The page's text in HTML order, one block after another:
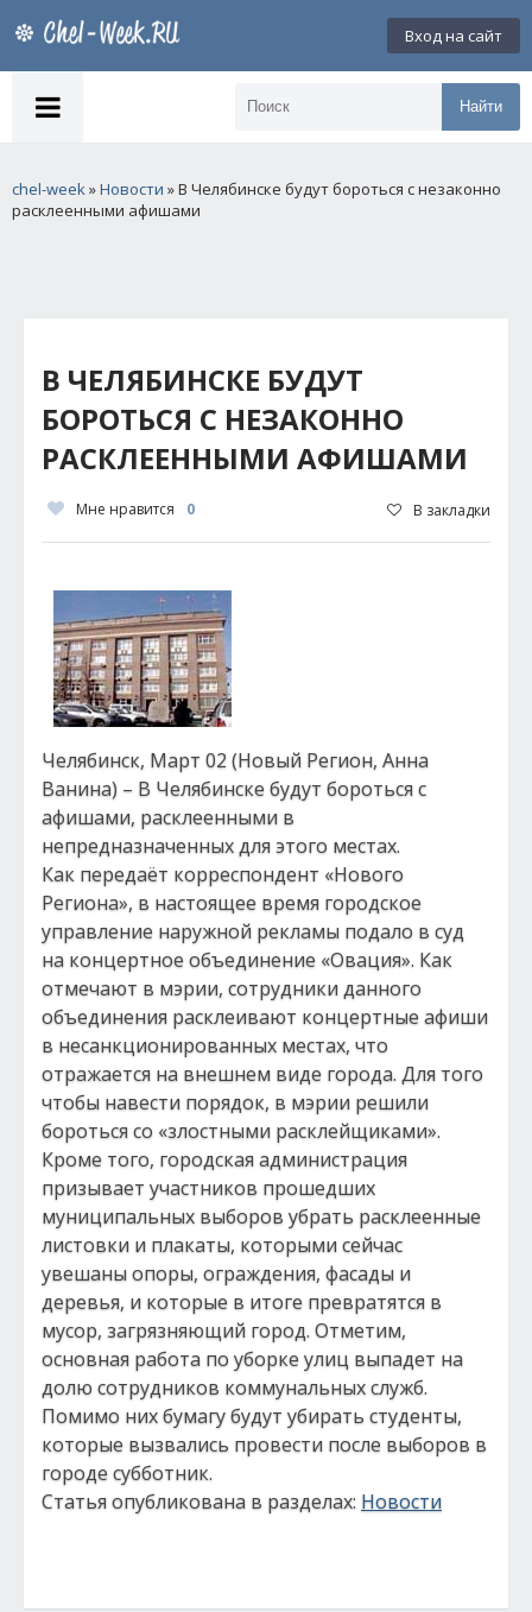
Вход на сайт
Найти
chel-week»Новости » В Челябинске будут бороться с незаконно
расклеенными афишами
В ЧЕЛЯБИНСКЕ БУДУТ
БОРОТЬСЯ С НЕЗАКОННО
РАСКЛЕЕННЫМИ АФИШАМИ
Мне нравится 0 В закладки
Челябинск, Март 02 (Новый Регион, Анна
Ванина) – В Челябинске будут бороться с
афишами, расклеенными в
непредназначенных для этого местах.
Как передаёт корреспондент «Нового
Региона», в настоящее время городское
управление наружной рекламы подало в суд
на концертное объединение «Овация». Как
отмечают в мэрии, сотрудники данного
объединения расклеивают концертные афиши
в несанкционированных местах, что
отражается на внешнем виде города. Для того
чтобы навести порядок, в мэрии решили
бороться со «злостными расклейщиками».
Кроме того, городская администрация
призывает участников прошедших
муниципальных выборов убрать расклеенные
листовки и плакаты, которыми сейчас
увешаны опоры, ограждения, фасады и
деревья, и которые в итоге превратятся в
мусор, загрязняющий город. Отметим,
основная работа по уборке улиц выпадет на
долю сотрудников коммунальных служб.
Помимо них бумагу будут убирать студенты,
которые вызвались провести после выборов в
городе субботник.
Статья опубликована в разделах: Новости